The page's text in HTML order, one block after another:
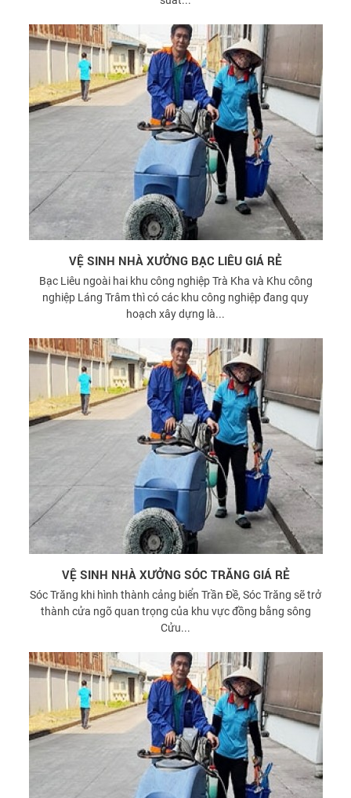
VỆ SINH NHÀ XƯỞNG BẠC LIÊU GIÁ RẺ
Bạc Liêu ngoài hai khu công nghiệp Trà Kha và Khu công
nghiệp Láng Trâm thì có các khu công nghiệp đang quy
hoạch xây dựng là...
VỆ SINH NHÀ XƯỞNG SÓC TRĂNG GIÁ RẺ
Sóc Trăng khi hình thành cảng biển Trần Đề, Sóc Trăng sẽ trở
thành cửa ngõ quan trọng của khu vực đồng bằng sông
Cửu...